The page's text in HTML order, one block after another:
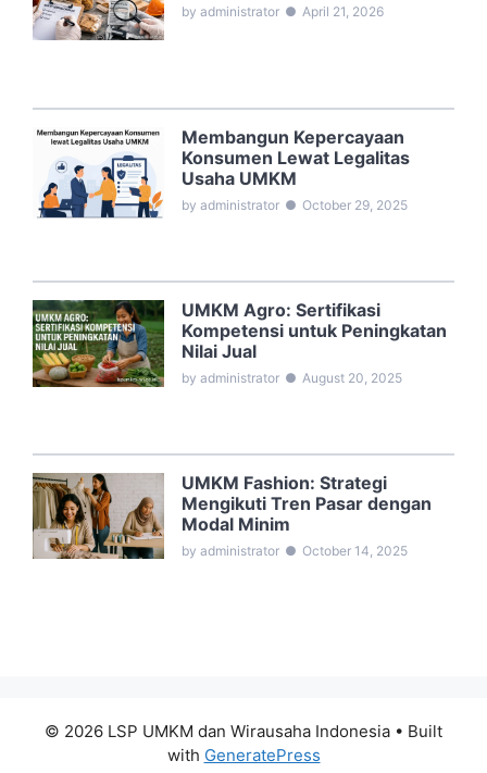
by administrator ● April 21, 2026
Membangun Kepercayaan
Konsumen Lewat Legalitas
Usaha UMKM
by administrator ● October 29, 2025
UMKM Agro: Sertifikasi
Kompetensi untuk Peningkatan
Nilai Jual
by administrator ● August 20, 2025
UMKM Fashion: Strategi
Mengikuti Tren Pasar dengan
Modal Minim
by administrator ● October 14, 2025
© 2026 LSP UMKM dan Wirausaha Indonesia • Built
with GeneratePress